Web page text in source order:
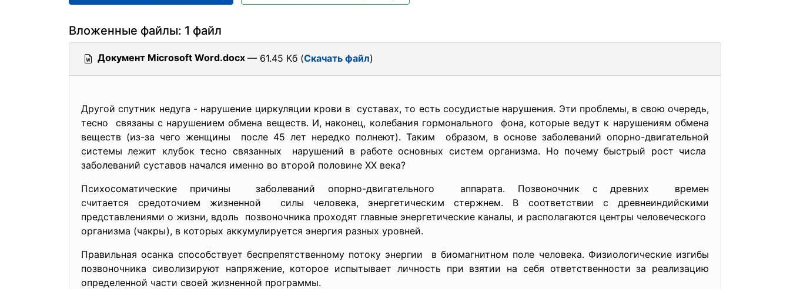
Вложенные файлы: 1 файл
Документ Microsoft Word.docx — 61.45 Кб (Скачать файл)
Другой спутник недуга - нарушение циркуляции крови в суставах, то есть сосудистые нарушения. Эти проблемы, в свою очередь,
тесно связаны с нарушением обмена веществ. И, наконец, колебания гормонального фона, которые ведут к нарушениям обмена
веществ (из-за чего женщины после 45 лет нередко полнеют). Таким образом, в основе заболеваний опорно-двигательной
системы лежит клубок тесно связанных нарушений в работе основных систем организма. Но почему быстрый рост числа
заболеваний суставов начался именно во второй половине ХХ века?
Психосоматические причины заболеваний опорно-двигательного аппарата. Позвоночник с древних времен
считается средоточием жизненной силы человека, энергетическим стержнем. В соответствии с древнеиндийскими
представлениями о жизни, вдоль позвоночника проходят главные энергетические каналы, и располагаются центры человеческого
организма (чакры), в которых аккумулируется энергия разных уровней.
Правильная осанка способствует беспрепятственному потоку энергии в биомагнитном поле человека. Физиологические изгибы
позвоночника сиволизируют напряжение, которое испытывает личность при взятии на себя ответственности за реализацию
определенной части своей жизненной программы.